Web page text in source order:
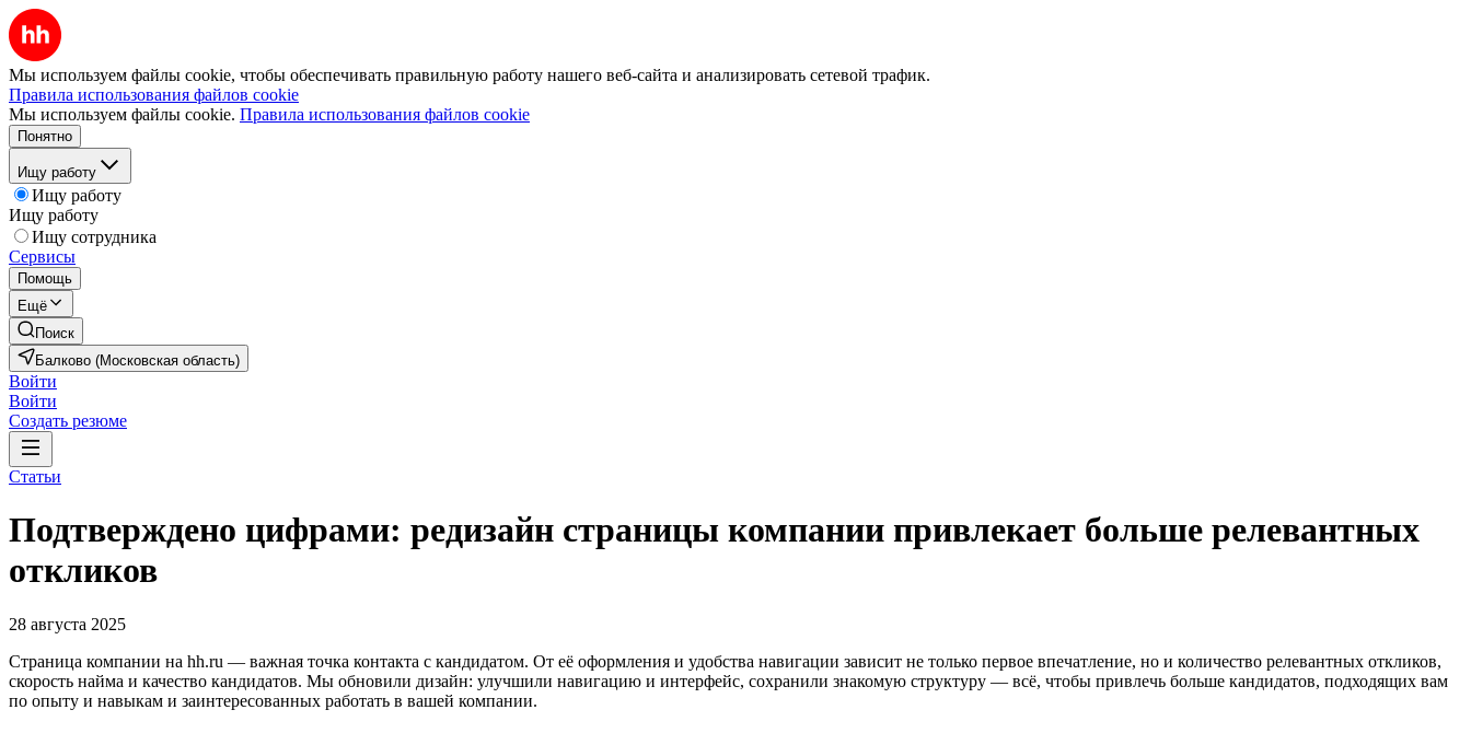
Мы используем файлы cookie, чтобы обеспечивать правильную работу нашего веб-сайта и анализировать сетевой трафик.
Правила использования файлов cookie
Мы используем файлы cookie. Правила использования файлов cookie
Понятно
Ищу работу
Ищу работу
Ищу работу
Ищу сотрудника
Сервисы
Помощь
Ещё
Поиск
Балково (Московская область)
Войти
Войти
Создать резюме
Статьи
Подтверждено цифрами: редизайн страницы компании привлекает больше релевантных
откликов
28 августа 2025
Страница компании на hh.ru — важная точка контакта с кандидатом. От её оформления и удобства навигации зависит не только первое впечатление, но и количество релевантных откликов,
скорость найма и качество кандидатов. Мы обновили дизайн: улучшили навигацию и интерфейс, сохранили знакомую структуру — всё, чтобы привлечь больше кандидатов, подходящих вам
по опыту и навыкам и заинтересованных работать в вашей компании.